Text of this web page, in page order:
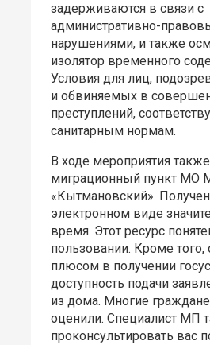
задерживаются в связи с
административно-
нарушениями, и также
изолятор временного
Условия для лиц,
и обвиняемых в
преступлений,
санитарным нормам.
В ходе мероприятия
миграционный пункт МО
«Кытмановский».
электронном виде
время. Этот ресурс
пользовании. Кроме
плюсом в получении
доступность подачи
из дома. Многие
оценили. Специалист МП
проконсультировать вас